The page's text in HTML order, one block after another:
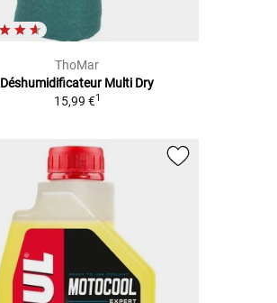
ThoMar
Déshumidificateur Multi Dry
15,99 €1